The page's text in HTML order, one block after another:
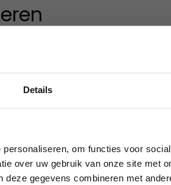
Details
om functies voor
over uw gebruik van onze site met
gegevens combineren met
Sportvoeding
10% korting verlengd t.e.m. 7
Sluiten